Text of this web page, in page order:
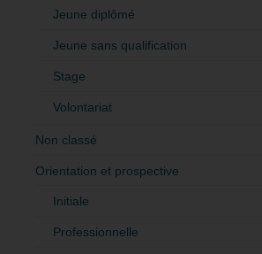
Jeune diplômé
Jeune sans qualification
Stage
Volontariat
Non classé
Orientation et prospective
Initiale
Professionnelle